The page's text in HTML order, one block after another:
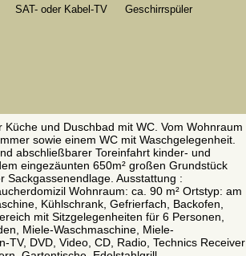
SAT- oder Kabel-TV
Geschirrspüler
und Duschbad mit WC. Vom Wohnraum
sowie einem WC mit Waschgelegenheit.
abschließbarer Toreinfahrt kinder- und
eingezäunten 650m² großen Grundstück
Sackgassenendlage. Ausstattung :
Wohnraum: ca. 90 m² Ortstyp: am
Kühlschrank, Gefrierfach, Backofen,
mit Sitzgelegenheiten für 6 Personen,
Miele-Waschmaschine, Miele-
DVD, Video, CD, Radio, Technics Receiver